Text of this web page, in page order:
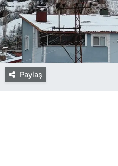
Paylaş
İLAN
Bize ulaşın
İletişim/Künye
Yaşam